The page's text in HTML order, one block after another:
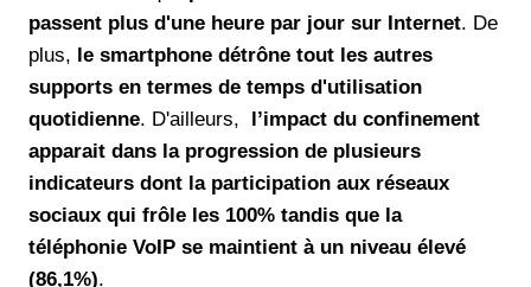
passent plus d'une heure par jour sur Internet. De
plus, le smartphone détrône tout les autres
supports en termes de temps d'utilisation
quotidienne. D'ailleurs,
l’impact du confinement
apparait dans la progression de plusieurs
indicateurs dont la participation aux réseaux
sociaux qui frôle les 100% tandis que la
téléphonie VoIP se maintient à un niveau élevé
(86,1%).